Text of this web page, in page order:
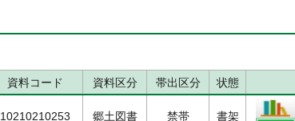
資料コード 資料区分 帯出区分 状態
10210210253 郷土図書 禁帯 書架